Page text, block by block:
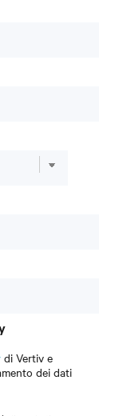
di Vertiv e
dei dati